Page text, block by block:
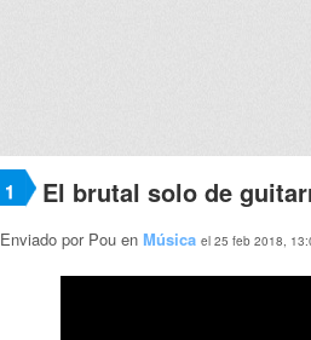
1 El brutal solo de
Enviado por Pou en Música el 25 feb 2018,